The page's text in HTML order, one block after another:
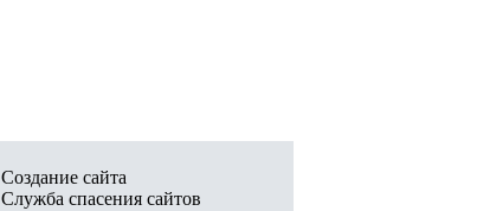
Создание сайта
Служба спасения сайтов